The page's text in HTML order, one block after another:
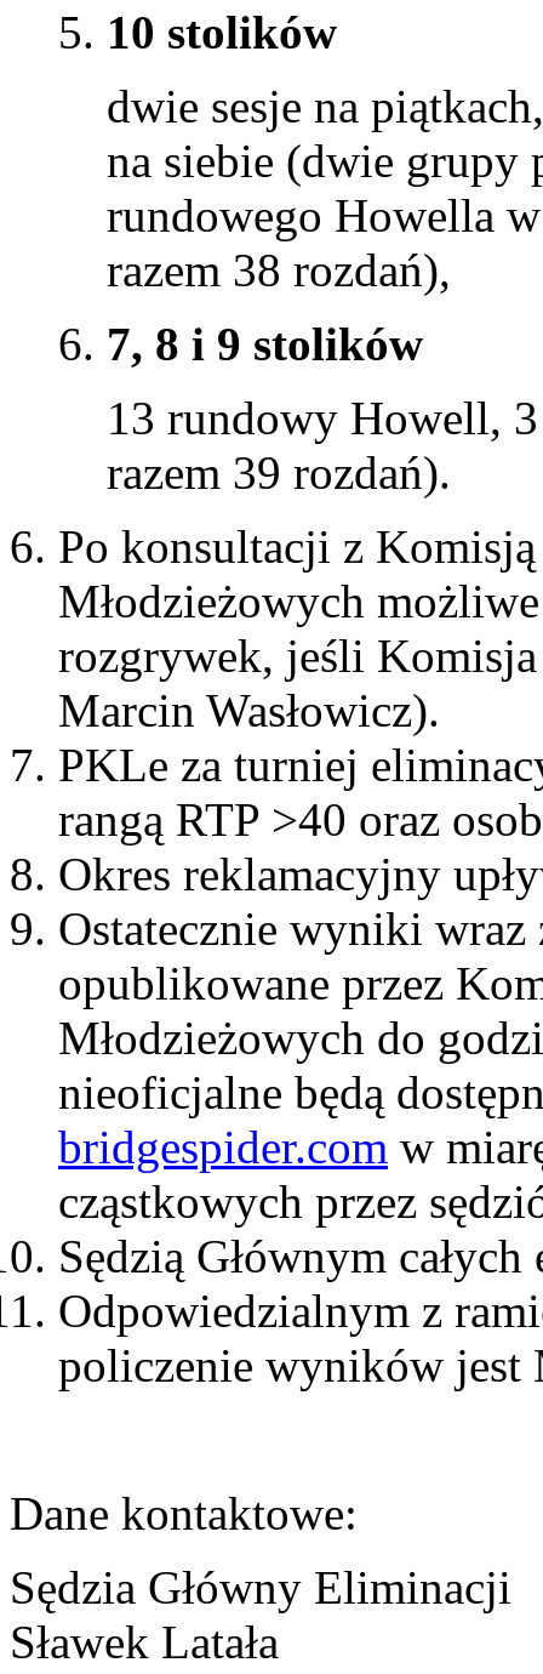
10 stolików
dwie sesje na
na siebie (dwie grupy
rundowego Howella
razem 38 rozdań),
7, 8 i 9 stolików
13 rundowy Howell,
razem 39 rozdań).
Po konsultacji z
Młodzieżowych
rozgrywek, jeśli
Marcin Wasłowicz).
PKLe za turniej
rangą RTP >40 oraz
Okres reklamacyjny
Ostatecznie wyniki wraz
opublikowane przez
Młodzieżowych do
nieoficjalne będą
bridgespider.com w
cząstkowych przez
Sędzią Głównym
Odpowiedzialnym z
policzenie wyników jest
Dane kontaktowe:
Sędzia Główny Eliminacji
Sławek Latała